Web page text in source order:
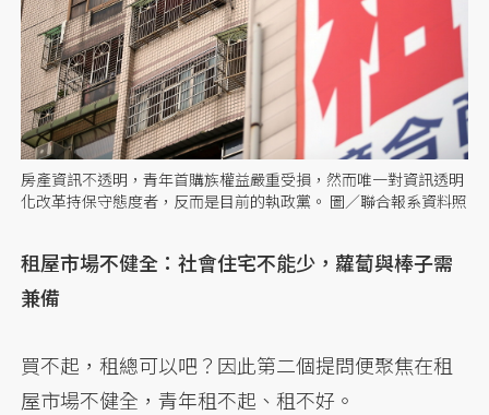
房產資訊不透明，青年首購族權益嚴重受損，然而唯一對資訊透明
化改革持保守態度者，反而是目前的執政黨。 圖／聯合報系資料照
租屋市場不健全：社會住宅不能少，蘿蔔與棒子需
兼備
買不起，租總可以吧？因此第二個提問便聚焦在租
屋市場不健全，青年租不起、租不好。